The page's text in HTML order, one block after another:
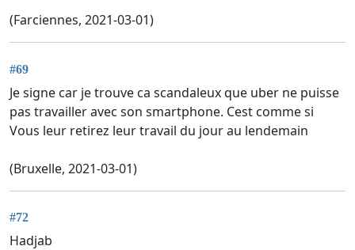
(Farciennes, 2021-03-01)
#69
Je signe car je trouve ca scandaleux que uber ne puisse
pas travailler avec son smartphone. Cest comme si
Vous leur retirez leur travail du jour au lendemain
(Bruxelle, 2021-03-01)
#72
Hadjab